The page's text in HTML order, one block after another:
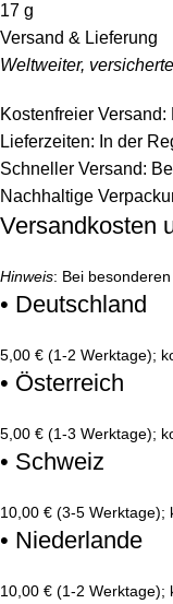
17 g
Versand & Lieferung
Weltweiter,
Kostenfreier
Lieferzeiten: In der
Schneller Versand:
Nachhaltige
Versandkosten
Hinweis: Bei
• Deutschland
5,00 € (1-2 Werktage);
• Österreich
5,00 € (1-3 Werktage);
• Schweiz
10,00 € (3-5 Werktage);
• Niederlande
10,00 € (1-2 Werktage);